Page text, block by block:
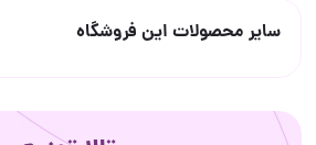
سایر محصولات این فروشگاه